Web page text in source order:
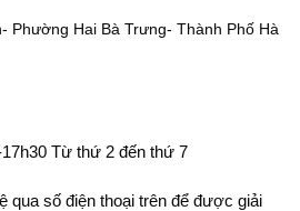
Phường Hai Bà Trưng- Thành Phố Hà
Từ thứ 2 đến thứ 7
qua số điện thoại trên để được giải